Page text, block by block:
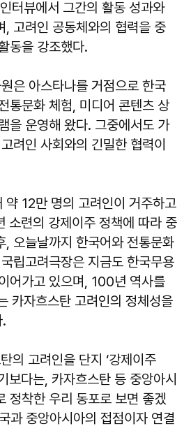
터뷰에서 그간의 활동 성과와
, 고려인 공동체와의 협력을 중
동을 강조했다.
은 아스타나를 거점으로 한국
통문화 체험, 미디어 콘텐츠 상
을 운영해 왔다. 그중에서도 가
려인 사회와의 긴밀한 협력이
약 12만 명의 고려인이 거주하고
소련의 강제이주 정책에 따라 중
, 오늘날까지 한국어와 전통문화
립고려극장은 지금도 한국무용
어가고 있으며, 100년 역사를
카자흐스탄 고려인의 정체성을
의 고려인을 단지 ‘강제이주
보다는, 카자흐스탄 등 중앙아시
정착한 우리 동포로 보면 좋겠
과 중앙아시아의 접점이자 연결